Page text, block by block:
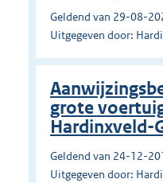
Geldend van 29-08-
Uitgegeven door:
grote
Hardinxveld-
Geldend van 24-12-
Uitgegeven door: